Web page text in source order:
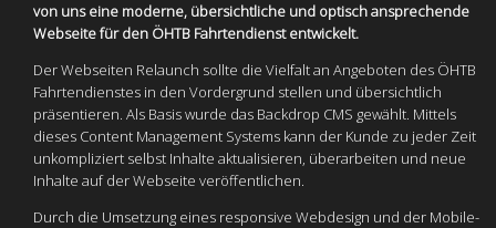
von uns eine moderne, übersichtliche und optisch ansprechende
Webseite für den ÖHTB Fahrtendienst entwickelt.
Der Webseiten Relaunch sollte die Vielfalt an Angeboten des ÖHTB
Fahrtendienstes in den Vordergrund stellen und übersichtlich
präsentieren. Als Basis wurde das Backdrop CMS gewählt. Mittels
dieses Content Management Systems kann der Kunde zu jeder Zeit
unkompliziert selbst Inhalte aktualisieren, überarbeiten und neue
Inhalte auf der Webseite veröffentlichen.
Durch die Umsetzung eines responsive Webdesign und der Mobile-